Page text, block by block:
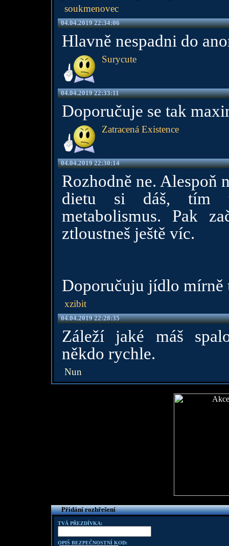
soukmenovec
04.04.2019 22:34:06
Hlavně nespadni do
Surycute
04.04.2019 22:33:11
Doporučuje se tak
Zatracená Existence
04.04.2019 22:30:14
Rozhodně ne. Alespoň
dietu si dáš, tím
metabolismus. Pak
ztloustneš ještě víc.
Doporučuju jídlo mírně
xzibit
04.04.2019 22:28:35
Záleží jaké máš
někdo rychle.
Nun
Přidání rozhřešení
TVÁ PŘEZDÍVKA:
OPIŠ BEZPEČNOSTNÍ KOD: